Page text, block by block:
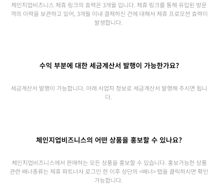
체인지업비즈니스 제휴 링크의 효력은 3개월 입니다. 제휴 링크를 통해 유입된 방문
객의 이력을 보관하고 있어, 3개월 이내 결제하신 건에 대해서 제휴 프로모션 효력이
발생합니다.
수익 부분에 대한 세금계산서 발행이 가능한가요?
세금계산서 발행이 가능합니다. 아래 사업자 정보로 세금계산서 발행해 주시면 됩니
다.
체인지업비즈니스의 어떤 상품을 홍보할 수 있나요?
체인지업비즈니스에서 판매하는 모든 상품을 홍보할 수 있습니다. 홍보가능한 상품
관련 배너종류는 제휴 파트너사 로그인 한 이후 상단의 <배너> 탭을 클릭하시면 확인
가능합니다.